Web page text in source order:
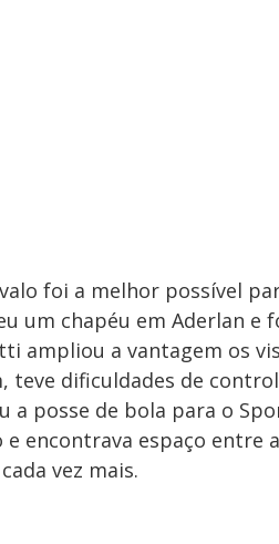
foi a melhor possível
um chapéu em Aderlan
ampliou a vantagem os
teve dificuldades de
a posse de bola para o
encontrava espaço entre
vez mais.